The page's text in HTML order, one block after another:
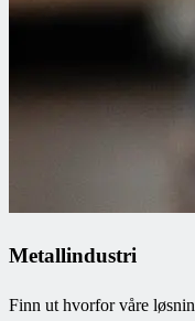
Metallindustri
Finn ut hvorfor våre